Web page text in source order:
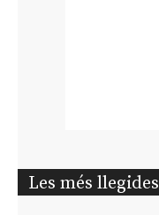
Les més llegides